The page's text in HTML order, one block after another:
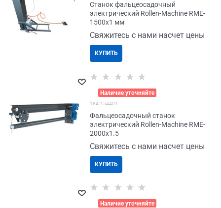
Станок фальцеосадочный
электрический Rollen-Machine RME-
1500x1 мм
Свяжитесь с нами насчет цены
КУПИТЬ
Наличие уточняйте
184-154401
Фальцеосадочный станок
электрический Rollen-Machine RME-
2000x1.5
Свяжитесь с нами насчет цены
КУПИТЬ
Наличие уточняйте